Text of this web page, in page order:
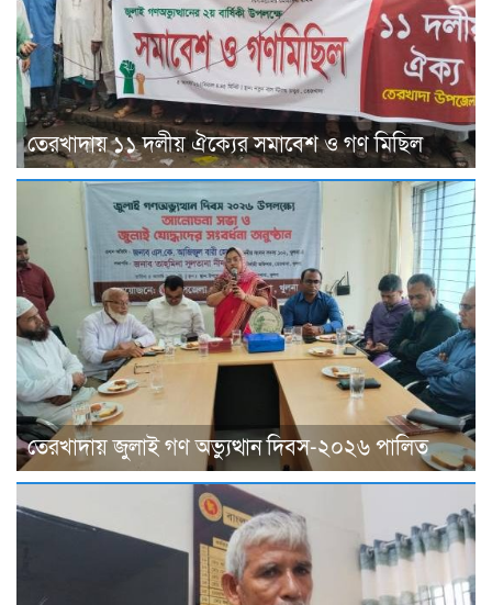
তেরখাদায় ১১ দলীয় ঐক্যের সমাবেশ ও গণ মিছিল
তেরখাদায় জুলাই গণ অভ্যুত্থান দিবস-২০২৬ পালিত